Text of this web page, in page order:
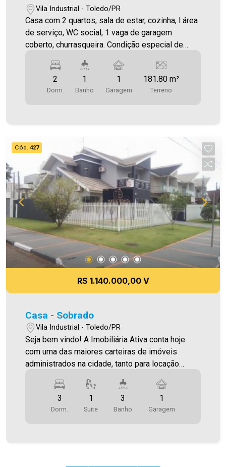
Vila Industrial - Toledo/PR
Casa com 2 quartos, sala de estar, cozinha, l área
de serviço, WC social, 1 vaga de garagem
coberto, churrasqueira. Condição especial de
2
Dorm.
1
Banho
1
Garagem
181.80 m²
Terreno
Cód. 427
R$ 1.140.000,00 V
Casa - Sobrado
Vila Industrial - Toledo/PR
Seja bem vindo! A Imobiliária Ativa conta hoje
com uma das maiores carteiras de imóveis
administrados na cidade, tanto para locação
opções! Sobrado com excelente acabamento
Localizado na Vila Industrial. O Imóvel conta com:
- Sala de Estar - Cozinha Planejada - 01 Suíte -
3
Dorm.
1
Suite
3
Banho
1
Garagem